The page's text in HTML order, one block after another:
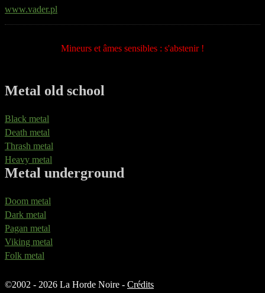
www.vader.pl
Mineurs et âmes sensibles : s'abstenir !
Metal old school
Black metal
Death metal
Thrash metal
Heavy metal
Metal underground
Doom metal
Dark metal
Pagan metal
Viking metal
Folk metal
©2002 - 2026 La Horde Noire - Crédits